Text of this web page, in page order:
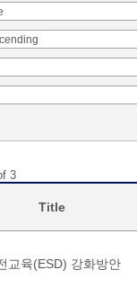
3
Title
교육(ESD) 강화방안